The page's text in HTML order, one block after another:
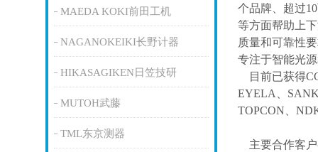
MAEDA KOKI前田工机
NAGANOKEIKI长野计器
HIKASAGIKEN日笠技研
MUTOH武藤
TML东京测器
个品牌、超过
等方面帮助上
质量和可靠性
专注于智能光
目前已获得
EYELA、
TOPCON、
主要合作客